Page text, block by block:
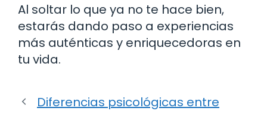
Al soltar lo que ya no te hace bien,
estarás dando paso a experiencias
más auténticas y enriquecedoras en
tu vida.
Diferencias psicológicas entre